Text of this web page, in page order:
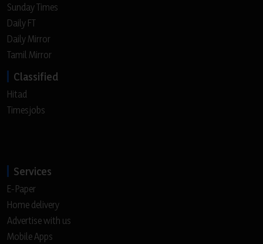
Sunday Times
Daily FT
Daily Mirror
Tamil Mirror
Classified
Hitad
Timesjobs
Services
E-Paper
Home delivery
Advertise with us
Mobile Apps